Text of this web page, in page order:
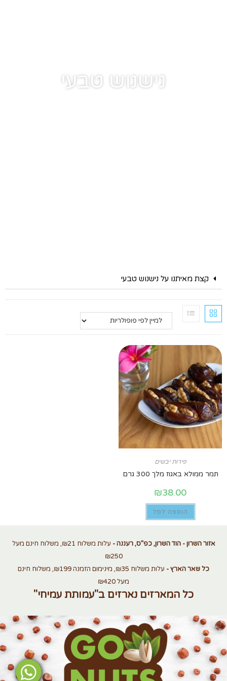
נישנוש טבעי
קצת מאיתנו על נישנוש טבעי
פירות יבשים
תמר ממולא באגוז מלך 300 גרם
₪38.00
הוספה לסל
אזור השרון - הוד השרון, כפ”ס, רעננה -
עלות משלוח ₪21, משלוח חינם מעל
₪250
כל שאר הארץ -
עלות משלוח ₪35, מינימום הזמנה ₪199, משלוח חינם
מעל ₪420
כל המארזים נארזים ב"עמותת עמיחי"